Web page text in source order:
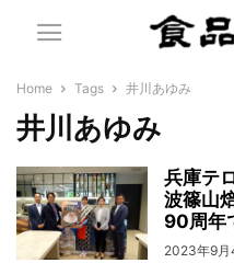
Home Tags 井川あゆみ
井川あゆみ
兵庫テ
波篠山
90周年
2023年9月